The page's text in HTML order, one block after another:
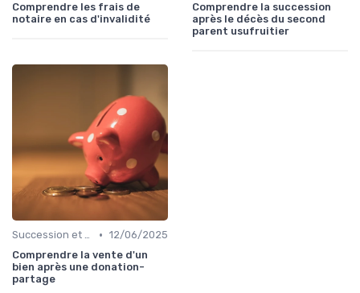
Comprendre les frais de
notaire en cas d'invalidité
Comprendre la succession
après le décès du second
parent usufruitier
Succession et Transmission de Patrimoine • 12/06/2025
Comprendre la vente d'un
bien après une donation-
partage